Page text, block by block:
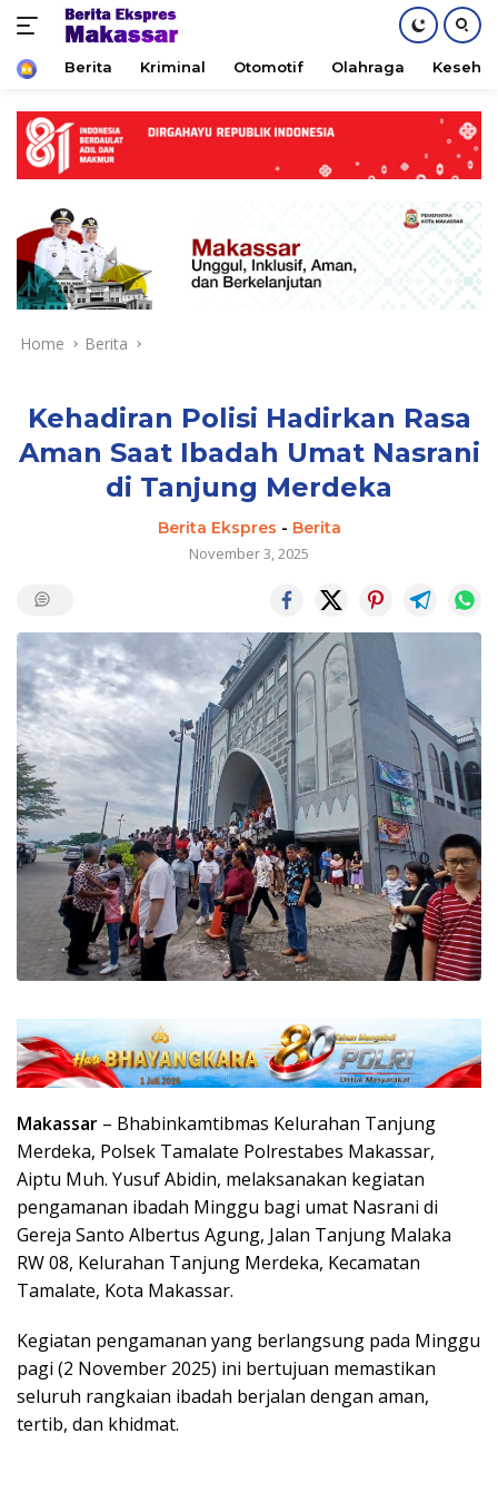
content
HomeBerita Kriminal Otomotif Olahraga
Home Berita
Kehadiran Polisi Hadirkan Rasa
Aman Saat Ibadah Umat Nasrani
di Tanjung Merdeka
Berita Ekspres - Berita
November 3, 2025
Makassar – Bhabinkamtibmas Kelurahan Tanjung
Merdeka, Polsek Tamalate Polrestabes Makassar,
Aiptu Muh. Yusuf Abidin, melaksanakan kegiatan
pengamanan ibadah Minggu bagi umat Nasrani di
Gereja Santo Albertus Agung, Jalan Tanjung Malaka
RW 08, Kelurahan Tanjung Merdeka, Kecamatan
Tamalate, Kota Makassar.
Kegiatan pengamanan yang berlangsung pada Minggu
pagi (2 November 2025) ini bertujuan memastikan
seluruh rangkaian ibadah berjalan dengan aman,
tertib, dan khidmat.